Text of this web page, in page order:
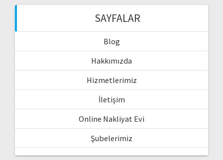
SAYFALAR
Blog
Hakkımızda
Hizmetlerimiz
İletişim
Online Nakliyat Evi
Şubelerimiz